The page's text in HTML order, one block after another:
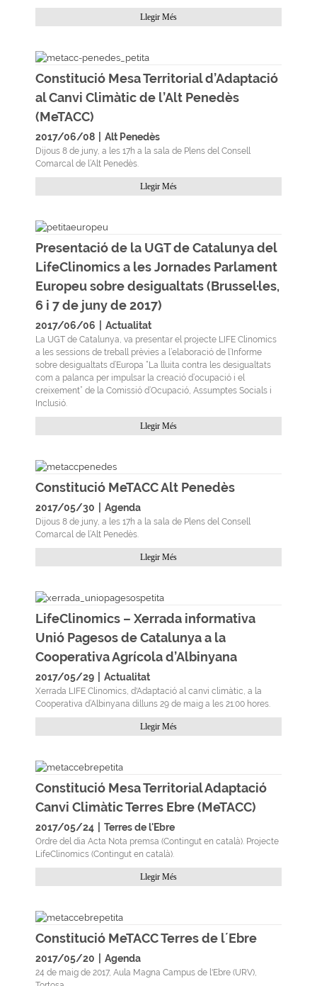
Llegir Més
Constitució Mesa Territorial d’Adaptació
al Canvi Climàtic de l’Alt Penedès
(MeTACC)
2017/06/08 Alt Penedès
Dijous 8 de juny, a les 17h a la sala de Plens del Consell
Comarcal de l’Alt Penedès.
Llegir Més
Presentació de la UGT de Catalunya del
LifeClinomics a les Jornades Parlament
Europeu sobre desigualtats (Brussel·les,
6 i 7 de juny de 2017)
2017/06/06 Actualitat
La UGT de Catalunya, va presentar el projecte LIFE Clinomics
a les sessions de treball prèvies a l’elaboració de l’Informe
sobre desigualtats d’Europa “La lluita contra les desigualtats
com a palanca per impulsar la creació d’ocupació i el
creixement” de la Comissió d’Ocupació, Assumptes Socials i
Inclusió.
Llegir Més
Constitució MeTACC Alt Penedès
2017/05/30 Agenda
Dijous 8 de juny, a les 17h a la sala de Plens del Consell
Comarcal de l’Alt Penedès.
Llegir Més
LifeClinomics – Xerrada informativa
Unió Pagesos de Catalunya a la
Cooperativa Agrícola d’Albinyana
2017/05/29 Actualitat
Xerrada LIFE Clinomics, d'Adaptació al canvi climàtic, a la
Cooperativa d’Albinyana dilluns 29 de maig a les 21:00 hores.
Llegir Més
Constitució Mesa Territorial Adaptació
Canvi Climàtic Terres Ebre (MeTACC)
2017/05/24 Terres de l'Ebre
Ordre del dia Acta Nota premsa (Contingut en català). Projecte
LifeClinomics (Contingut en català).
Llegir Més
Constitució MeTACC Terres de l´Ebre
2017/05/20 Agenda
24 de maig de 2017, Aula Magna Campus de l'Ebre (URV),